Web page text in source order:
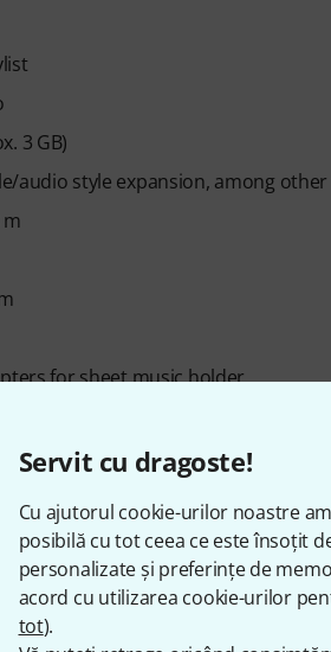
Servit cu dragoste!
Cu ajutorul cookie-urilor noastre
posibilă cu tot ceea ce este însoțit
personalizate și preferințe de
acord cu utilizarea cookie-urilor
tot).
3 GB)
audio style expansion, among
m
for sheet music holder